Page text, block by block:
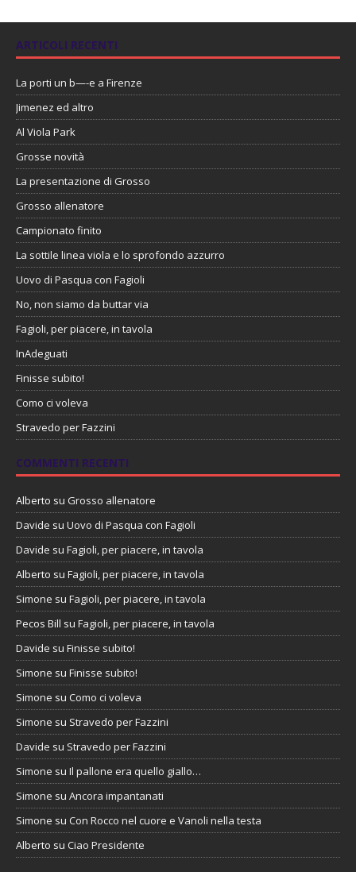
ARTICOLI RECENTI
La porti un b—-e a Firenze
Jimenez ed altro
Al Viola Park
Grosse novità
La presentazione di Grosso
Grosso allenatore
Campionato finito
La sottile linea viola e lo sprofondo azzurro
Uovo di Pasqua con Fagioli
No, non siamo da buttar via
Fagioli, per piacere, in tavola
InAdeguati
Finisse subito!
Como ci voleva
Stravedo per Fazzini
COMMENTI RECENTI
Alberto su Grosso allenatore
Davide su Uovo di Pasqua con Fagioli
Davide su Fagioli, per piacere, in tavola
Alberto su Fagioli, per piacere, in tavola
Simone su Fagioli, per piacere, in tavola
Pecos Bill su Fagioli, per piacere, in tavola
Davide su Finisse subito!
Simone su Finisse subito!
Simone su Como ci voleva
Simone su Stravedo per Fazzini
Davide su Stravedo per Fazzini
Simone su Il pallone era quello giallo…
Simone su Ancora impantanati
Simone su Con Rocco nel cuore e Vanoli nella testa
Alberto su Ciao Presidente